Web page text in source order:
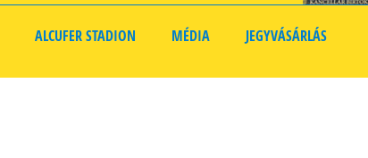
ALCUFER STADION MÉDIA JEGYVÁSÁRLÁS